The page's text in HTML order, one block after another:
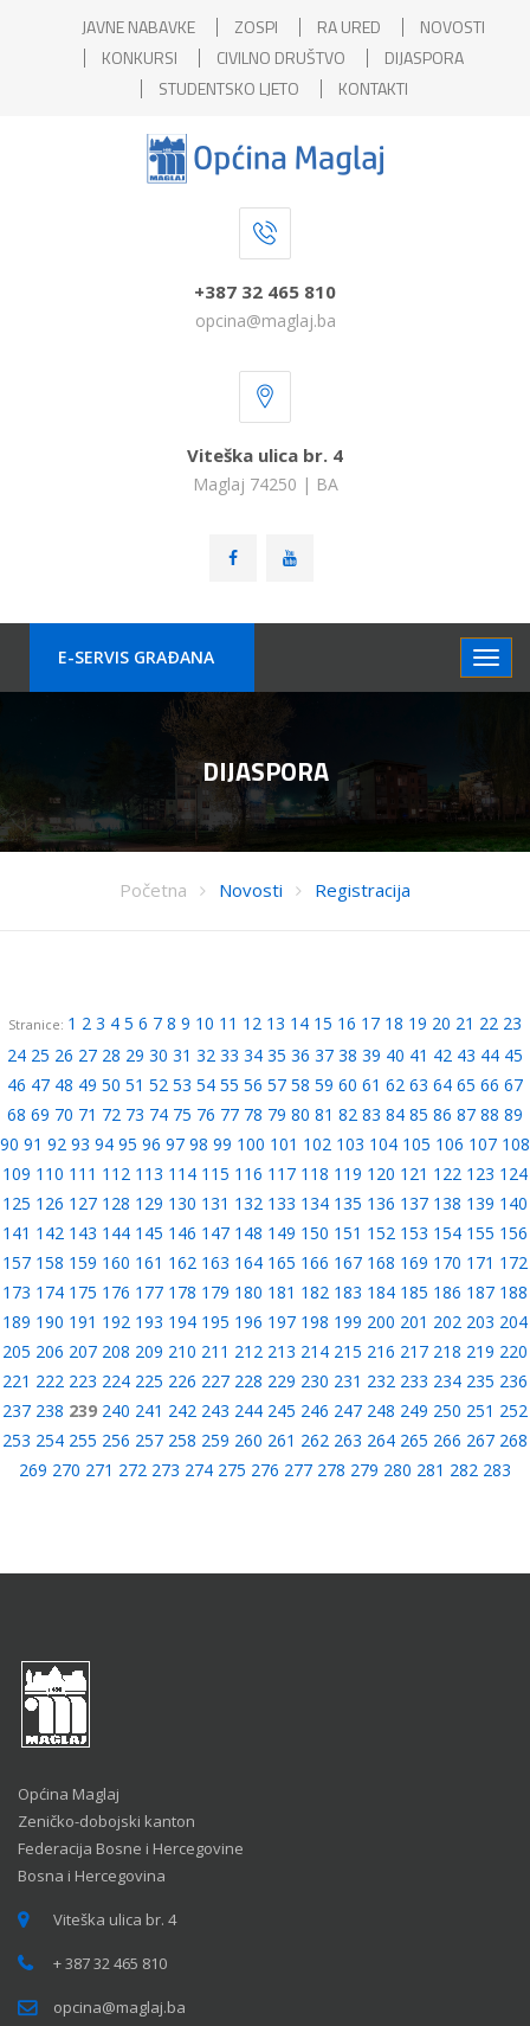
JAVNE NABAVKE ZOSPI RA URED
NOVOSTI
KONKURSI
CIVILNO DRUŠTVO
DIJASPORA
STUDENTSKO LJETO
KONTAKTI
+387 32 465 810
opcina@maglaj.ba
Viteška ulica br. 4
Maglaj 74250 | BA
E-SERVIS GRAÐANA
DIJASPORA
Početna Novosti Registracija
Stranice: 1 2 3 4 5 6 7 8 9 10 11 12 13 14 15 16 17 18 19 20 21 22 23
24 25 26 27 28 29 30 31 32 33 34 35 36 37 38 39 40 41 42 43 44 45
46 47 48 49 50 51 52 53 54 55 56 57 58 59 60 61 62 63 64 65 66 67
68 69 70 71 72 73 74 75 76 77 78 79 80 81 82 83 84 85 86 87 88 89
90 91 92 93 94 95 96 97 98 99 100 101 102 103 104 105 106 107 108
109 110 111 112 113 114 115 116 117 118 119 120 121 122 123 124
125 126 127 128 129 130 131 132 133 134 135 136 137 138 139 140
141 142 143 144 145 146 147 148 149 150 151 152 153 154 155 156
157 158 159 160 161 162 163 164 165 166 167 168 169 170 171 172
173 174 175 176 177 178 179 180 181 182 183 184 185 186 187 188
189 190 191 192 193 194 195 196 197 198 199 200 201 202 203 204
205 206 207 208 209 210 211 212 213 214 215 216 217 218 219 220
221 222 223 224 225 226 227 228 229 230 231 232 233 234 235 236
237 238 239 240 241 242 243 244 245 246 247 248 249 250 251 252
253 254 255 256 257 258 259 260 261 262 263 264 265 266 267 268
269 270 271 272 273 274 275 276 277 278 279 280 281 282 283
Općina Maglaj
Zeničko-dobojski kanton
Federacija Bosne i Hercegovine
Bosna i Hercegovina
Viteška ulica br. 4
+ 387 32 465 810
opcina@maglaj.ba